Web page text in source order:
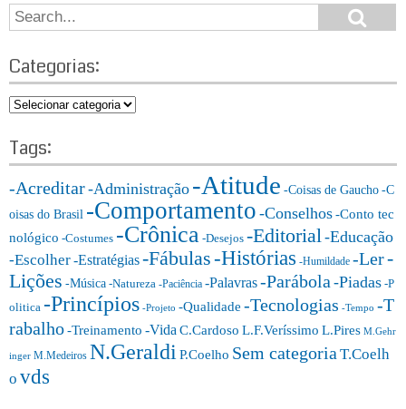
S
e
r
c
h
o
e
h
Categorias:
C
t
e
r
i
a
s:
Tags:
-Acreditar-Administração -Atitude -Coisas de Gaucho -C
oisas do Brasil -Comportamento -Conselhos-Conto tec
nológico -Costumes -Crônica -Desejos -Editorial -Educação
-Escolher-Estratégias-Fábulas-Histórias -Humildade -Ler-
Lições -Música -Natureza -Paciência -Palavras-Parábola -Piadas -P
olitica -Princípios -Projeto -Qualidade -Tecnologias -Tempo -T
rabalho-Treinamento -VidaC.Cardoso L.F.Veríssimo L.Pires M.Gehr
inger M.Medeiros N.Geraldi P.Coelho Sem categoria T.Coelh
o vds